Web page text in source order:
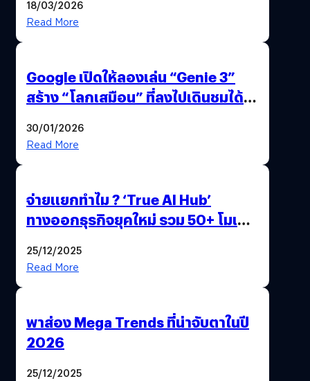
18/03/2026
Read More
Google เปิดให้ลองเล่น “Genie 3”
สร้าง “โลกเสมือน” ที่ลงไปเดินชมได้
30/01/2026
Read More
จ่ายแยกทำไม ? ‘True AI Hub’
ทางออกธุรกิจยุคใหม่ รวม 50+ โมเดล
25/12/2025
Read More
พาส่อง Mega Trends ที่น่าจับตาในปี
2026
25/12/2025